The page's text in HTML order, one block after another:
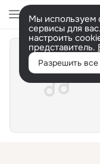
Мы используем
сервисы для
настроить
представитель.
Разрешить все